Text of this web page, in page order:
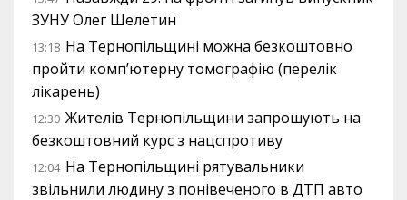
ЗУНУ Олег Шелетин
13:18 На Тернопільщині можна безкоштовно
пройти комп’ютерну томографію (перелік
лікарень)
12:30 Жителів Тернопільщини запрошують на
безкоштовний курс з нацспротиву
12:04 На Тернопільщині рятувальники
звільнили людину з понівеченого в ДТП авто